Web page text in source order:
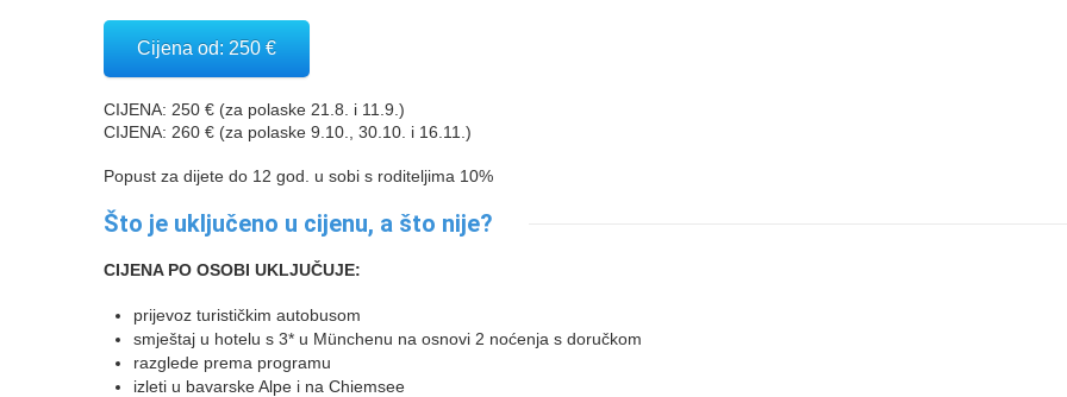
Cijena od: 250 €
CIJENA: 250 € (za polaske 21.8. i 11.9.)
CIJENA: 260 € (za polaske 9.10., 30.10. i 16.11.)
Popust za dijete do 12 god. u sobi s roditeljima 10%
Što je uključeno u cijenu, a što nije?
CIJENA PO OSOBI UKLJUČUJE:
prijevoz turističkim autobusom
smještaj u hotelu s 3* u Münchenu na osnovi 2 noćenja s doručkom
razglede prema programu
izleti u bavarske Alpe i na Chiemsee